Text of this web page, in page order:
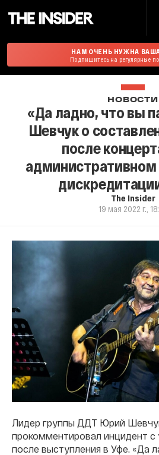
НАМ ОЧЕНЬ НУЖНА
Подпишитесь на регулярные
НОВОСТИ
«Да ладно, что вы
Шевчук о
после
административном
The Insider
19 мая 2022 г.,
Лидер группы ДДТ Юрий
прокомментировал инцидент с
после выступления в Уфе. «Да